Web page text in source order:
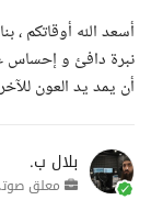
أسعد الله أوقاتكم
نبرة دافئ و إحساس
أن يمد يد العون
بلال ب.
معلق